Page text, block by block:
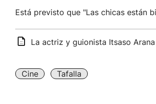
Está previsto que "Las chicas están
La actriz y guionista Itsaso
Cine Tafalla